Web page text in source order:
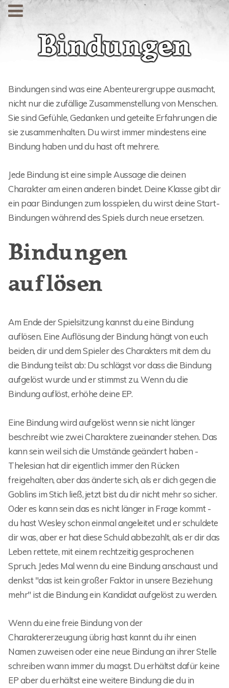
Bindungen
Bindungen sind was eine Abenteurergruppe ausmacht,
nicht nur die zufällige Zusammenstellung von Menschen.
Sie sind Gefühle, Gedanken und geteilte Erfahrungen die
sie zusammenhalten. Du wirst immer mindestens eine
Bindung haben und du hast oft mehrere.
Jede Bindung ist eine simple Aussage die deinen
Charakter am einen anderen bindet. Deine Klasse gibt dir
ein paar Bindungen zum losspielen, du wirst deine Start-
Bindungen während des Spiels durch neue ersetzen.
Bindungen
auflösen
Am Ende der Spielsitzung kannst du eine Bindung
auflösen. Eine Auflösung der Bindung hängt von euch
beiden, dir und dem Spieler des Charakters mit dem du
die Bindung teilst ab: Du schlägst vor dass die Bindung
aufgelöst wurde und er stimmst zu. Wenn du die
Bindung auflöst, erhöhe deine EP.
Eine Bindung wird aufgelöst wenn sie nicht länger
beschreibt wie zwei Charaktere zueinander stehen. Das
kann sein weil sich die Umstände geändert haben -
Thelesian hat dir eigentlich immer den Rücken
freigehalten, aber das änderte sich, als er dich gegen die
Goblins im Stich ließ, jetzt bist du dir nicht mehr so sicher.
Oder es kann sein das es nicht länger in Frage kommt -
du hast Wesley schon einmal angeleitet und er schuldete
dir was, aber er hat diese Schuld abbezahlt, als er dir das
Leben rettete, mit einem rechtzeitig gesprochenen
Spruch. Jedes Mal wenn du eine Bindung anschaust und
denkst "das ist kein großer Faktor in unsere Beziehung
mehr" ist die Bindung ein Kandidat aufgelöst zu werden.
Wenn du eine freie Bindung von der
Charaktererzeugung übrig hast kannt du ihr einen
Namen zuweisen oder eine neue Bindung an ihrer Stelle
schreiben wann immer du magst. Du erhältst dafür keine
EP aber du erhältst eine weitere Bindung die du in